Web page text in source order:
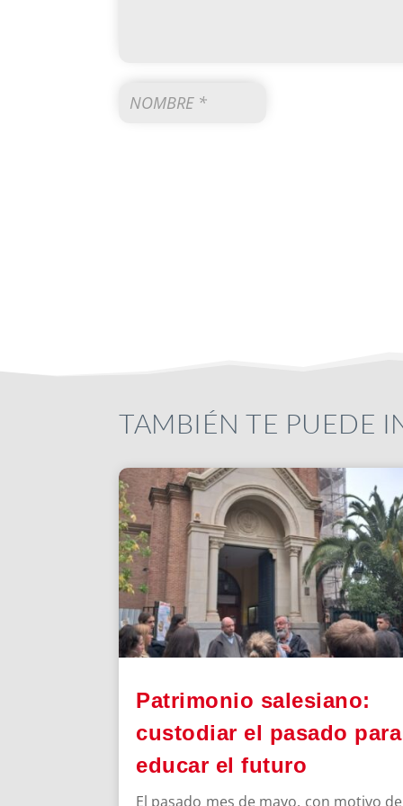
TAMBIÉN TE PUEDE
Patrimonio salesiano:
custodiar el pasado para
educar el futuro
El pasado mes de mayo, con motivo